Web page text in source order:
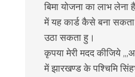
बिमा योजना का लाभ लेना
में यह कार्ड कैसे बना
उठा सकता हु।
कृपया मेरी मदद कीजिये
में झारखण्ड के पश्चिमि